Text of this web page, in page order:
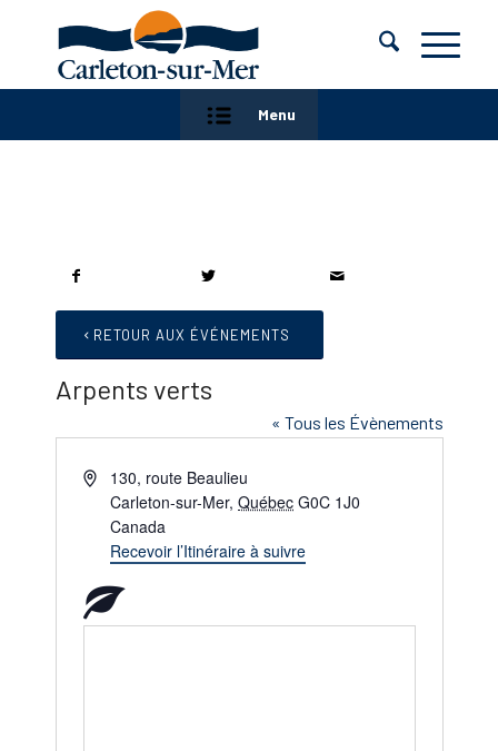
Menu
RETOUR AUX ÉVÉNEMENTS
Arpents verts
« Tous les Évènements
Adresse130, route Beaulieu
Carleton-sur-Mer, Québec G0C 1J0
Canada
Recevoir l’Itinéraire à suivre